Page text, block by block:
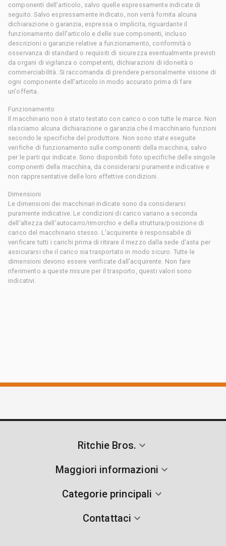
componenti dell'articolo, salvo quelle espressamente indicate di
seguito. Salvo espressamente indicato, non verrà fornita alcuna
dichiarazione o garanzia, espressa o implicita, riguardante il
funzionamento dell'articolo e delle sue componenti, incluso
descrizioni o garanzie relative a funzionamento, conformità o
osservanza di standard o requisiti di sicurezza eventualmente previsti
da organi di vigilanza o competenti, dichiarazioni di idoneità o
commerciabilità. Si raccomanda di prendere personalmente visione di
ogni componente dell'articolo in modo accurato prima di fare
un'offerta.
Funzionamento
Il macchinario non è stato testato con carico o con tutte le marce. Non
rilasciamo alcuna dichiarazione o garanzia che il macchinario funzioni
secondo le specifiche del produttore. Non sono state eseguite
verifiche di funzionamento sulle componenti della macchina, salvo
per le parti qui indicate. Sono disponibili foto specifiche delle singole
componenti della macchina, da considerarsi puramente indicative e
non rappresentative delle loro effettive condizioni.
Dimensioni
Le dimensioni dei macchinari indicate sono da considerarsi
puramente indicative. Le condizioni di carico variano a seconda
dell'altezza dell'autocarro/rimorchio e della struttura/posizione di
carico del macchinario stesso. L'acquirente è responsabile di
verificare tutti i carichi prima di ritirare il mezzo dalla sede d'asta per
assicurarsi che il carico sia trasportato in modo sicuro. Tutte le
dimensioni devono essere verificate dall'acquirente. Non fare
riferimento a queste misure per il trasporto, questi valori sono
indicativi.
Ritchie Bros.
Maggiori informazioni
Categorie principali
Contattaci